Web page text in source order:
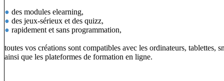
● des modules elearning,
● des jeux-sérieux et des quizz,
● rapidement et sans programmation,
toutes vos créations sont compatibles avec les ordinateurs, tablettes,
ainsi que les plateformes de formation en ligne.